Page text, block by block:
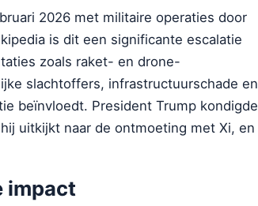
2026 met militaire operaties door
is dit een significante escalatie
zoals raket- en drone-
slachtoffers, infrastructuurschade en
beïnvloedt. President Trump kondigde
uitkijkt naar de ontmoeting met Xi, en
impact